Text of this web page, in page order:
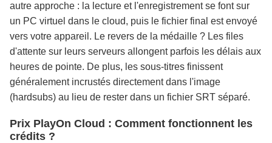
autre approche : la lecture et l'enregistrement se font sur
un PC virtuel dans le cloud, puis le fichier final est envoyé
vers votre appareil. Le revers de la médaille ? Les files
d'attente sur leurs serveurs allongent parfois les délais aux
heures de pointe. De plus, les sous-titres finissent
généralement incrustés directement dans l'image
(hardsubs) au lieu de rester dans un fichier SRT séparé.
Prix PlayOn Cloud : Comment fonctionnent les
crédits ?